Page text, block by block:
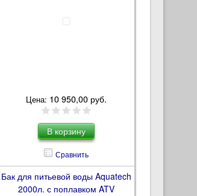
Цена: 10 950,00 руб.
Сравнить
Бак для питьевой воды Aquatech
2000л. с поплавком ATV